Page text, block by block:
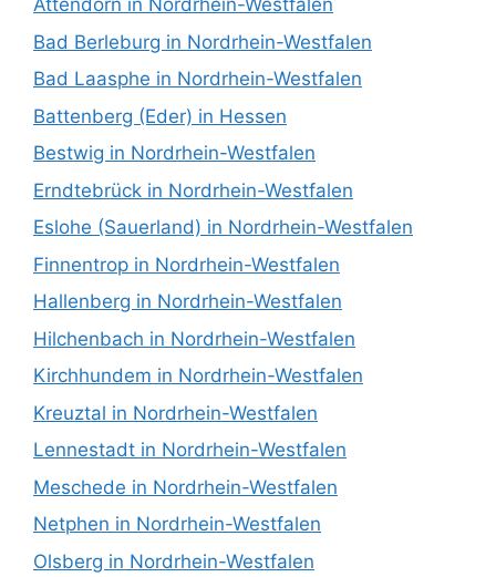
Attendorn in Nordrhein-Westfalen
Bad Berleburg in Nordrhein-Westfalen
Bad Laasphe in Nordrhein-Westfalen
Battenberg (Eder) in Hessen
Bestwig in Nordrhein-Westfalen
Erndtebrück in Nordrhein-Westfalen
Eslohe (Sauerland) in Nordrhein-Westfalen
Finnentrop in Nordrhein-Westfalen
Hallenberg in Nordrhein-Westfalen
Hilchenbach in Nordrhein-Westfalen
Kirchhundem in Nordrhein-Westfalen
Kreuztal in Nordrhein-Westfalen
Lennestadt in Nordrhein-Westfalen
Meschede in Nordrhein-Westfalen
Netphen in Nordrhein-Westfalen
Olsberg in Nordrhein-Westfalen